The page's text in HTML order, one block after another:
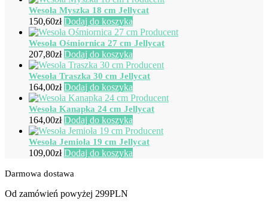
Wesoła Myszka 18 cm Jellycat
150,60zł Dodaj do koszyka
Wesoła Ośmiornica 27 cm Jellycat
207,80zł Dodaj do koszyka
Wesoła Traszka 30 cm Jellycat
164,00zł Dodaj do koszyka
Wesoła Kanapka 24 cm Jellycat
164,00zł Dodaj do koszyka
Wesoła Jemioła 19 cm Jellycat
109,00zł Dodaj do koszyka
Darmowa dostawa
Od zamówień powyżej 299PLN